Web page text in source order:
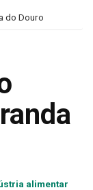
do Douro
alimentar